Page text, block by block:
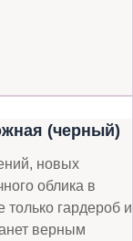
(черный)
новых
облика в
гардероб и
верным